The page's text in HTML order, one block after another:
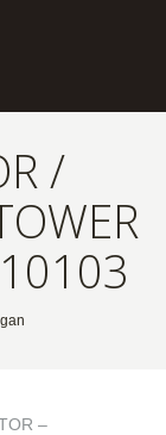
/
–